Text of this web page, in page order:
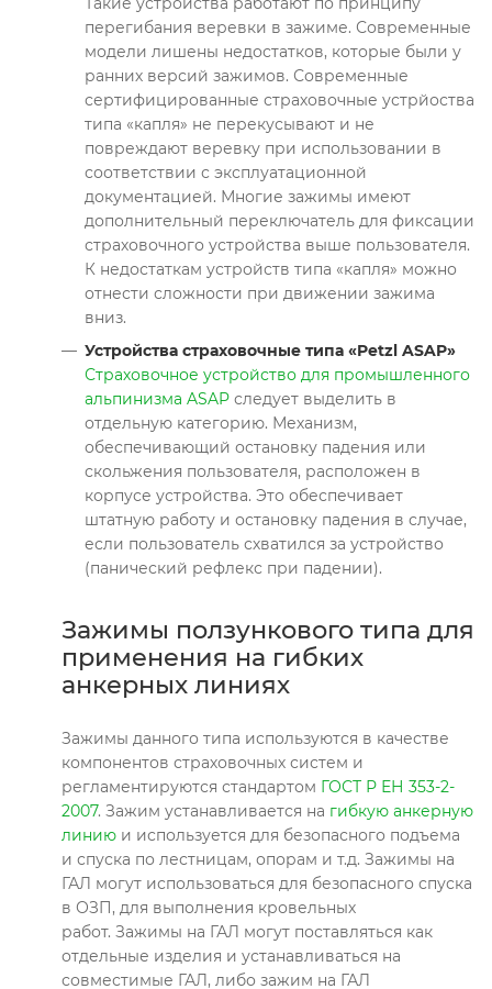
перегибания веревки в зажиме. Современные
модели лишены недостатков, которые были у
ранних версий зажимов. Современные
сертифицированные страховочные устрйоства
типа «капля» не перекусывают и не
повреждают веревку при использовании в
соответствии с эксплуатационной
документацией. Многие зажимы имеют
дополнительный переключатель для фиксации
страховочного устройства выше пользователя.
К недостаткам устройств типа «капля» можно
отнести сложности при движении зажима
вниз.
Устройства страховочные типа «Petzl ASAP»
Страховочное устройство для промышленного
альпинизма ASAP следует выделить в
отдельную категорию. Механизм,
обеспечивающий остановку падения или
скольжения пользователя, расположен в
корпусе устройства. Это обеспечивает
штатную работу и остановку падения в случае,
если пользователь схватился за устройство
(панический рефлекс при падении).
Зажимы ползункового типа для
применения на гибких
анкерных линиях
Зажимы данного типа используются в качестве
компонентов страховочных систем и
регламентируются стандартом ГОСТ Р ЕН 353-2-
2007. Зажим устанавливается на гибкую анкерную
линию и используется для безопасного подъема
и спуска по лестницам, опорам и т.д. Зажимы на
ГАЛ могут использоваться для безопасного спуска
в ОЗП, для выполнения кровельных
работ. Зажимы на ГАЛ могут поставляться как
отдельные изделия и устанавливаться на
совместимые ГАЛ, либо зажим на ГАЛ